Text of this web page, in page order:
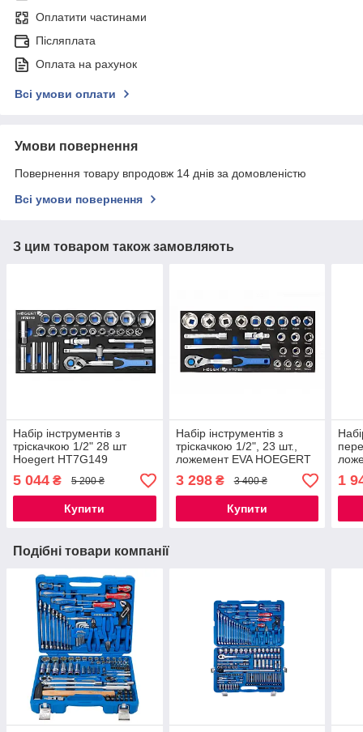
Оплатити частинами
Післяплата
Оплата на рахунок
Всі умови оплати
Умови повернення
Повернення товару впродовж 14 днів за домовленістю
Всі умови повернення
З цим товаром також замовляють
Набір інструментів з
тріскачкою 1/2" 28 шт
Hoegert HT7G149
5 044 ₴ 5 200 ₴
Купити
Набір інструментів з
тріскачкою 1/2", 23 шт.,
ложемент EVA HOEGERT
HT7G128
3 298₴ 3 400 ₴
Купити
1
Подібні товари компанії